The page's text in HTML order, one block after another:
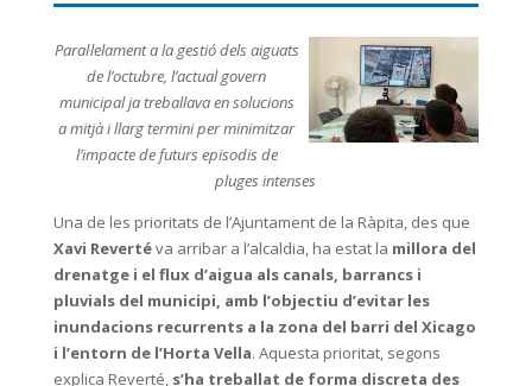
Paral·lelament a la gestió dels aiguats
de l’octubre, l’actual govern
municipal ja treballava en solucions
a mitjà i llarg termini per minimitzar
l’impacte de futurs episodis de
pluges intenses
Una de les prioritats de l’Ajuntament de la Ràpita, des que
Xavi Revertéva arribar a l’alcaldia, ha estat la millora del
drenatge i el flux d’aigua als canals, barrancs i
pluvials del municipi, amb l’objectiu d’evitar les
inundacions recurrents a la zona del barri del Xicago
i l’entorn de l’Horta Vella. Aquesta prioritat, segons
explica Reverté, s’ha treballat de forma discreta des